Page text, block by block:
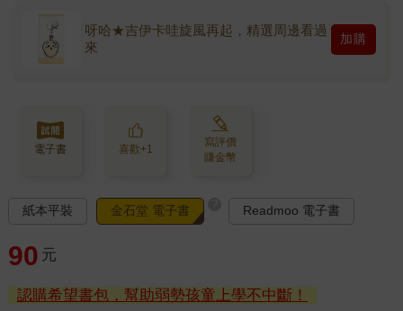
呀哈★吉伊卡哇旋風再起，精選周邊看過
來
加購
電子書 喜歡+1
寫評價
賺金幣
紙本平裝 金石堂 電子書 Readmoo 電子書
90 元
認購希望書包，幫助弱勢孩童上學不中斷！